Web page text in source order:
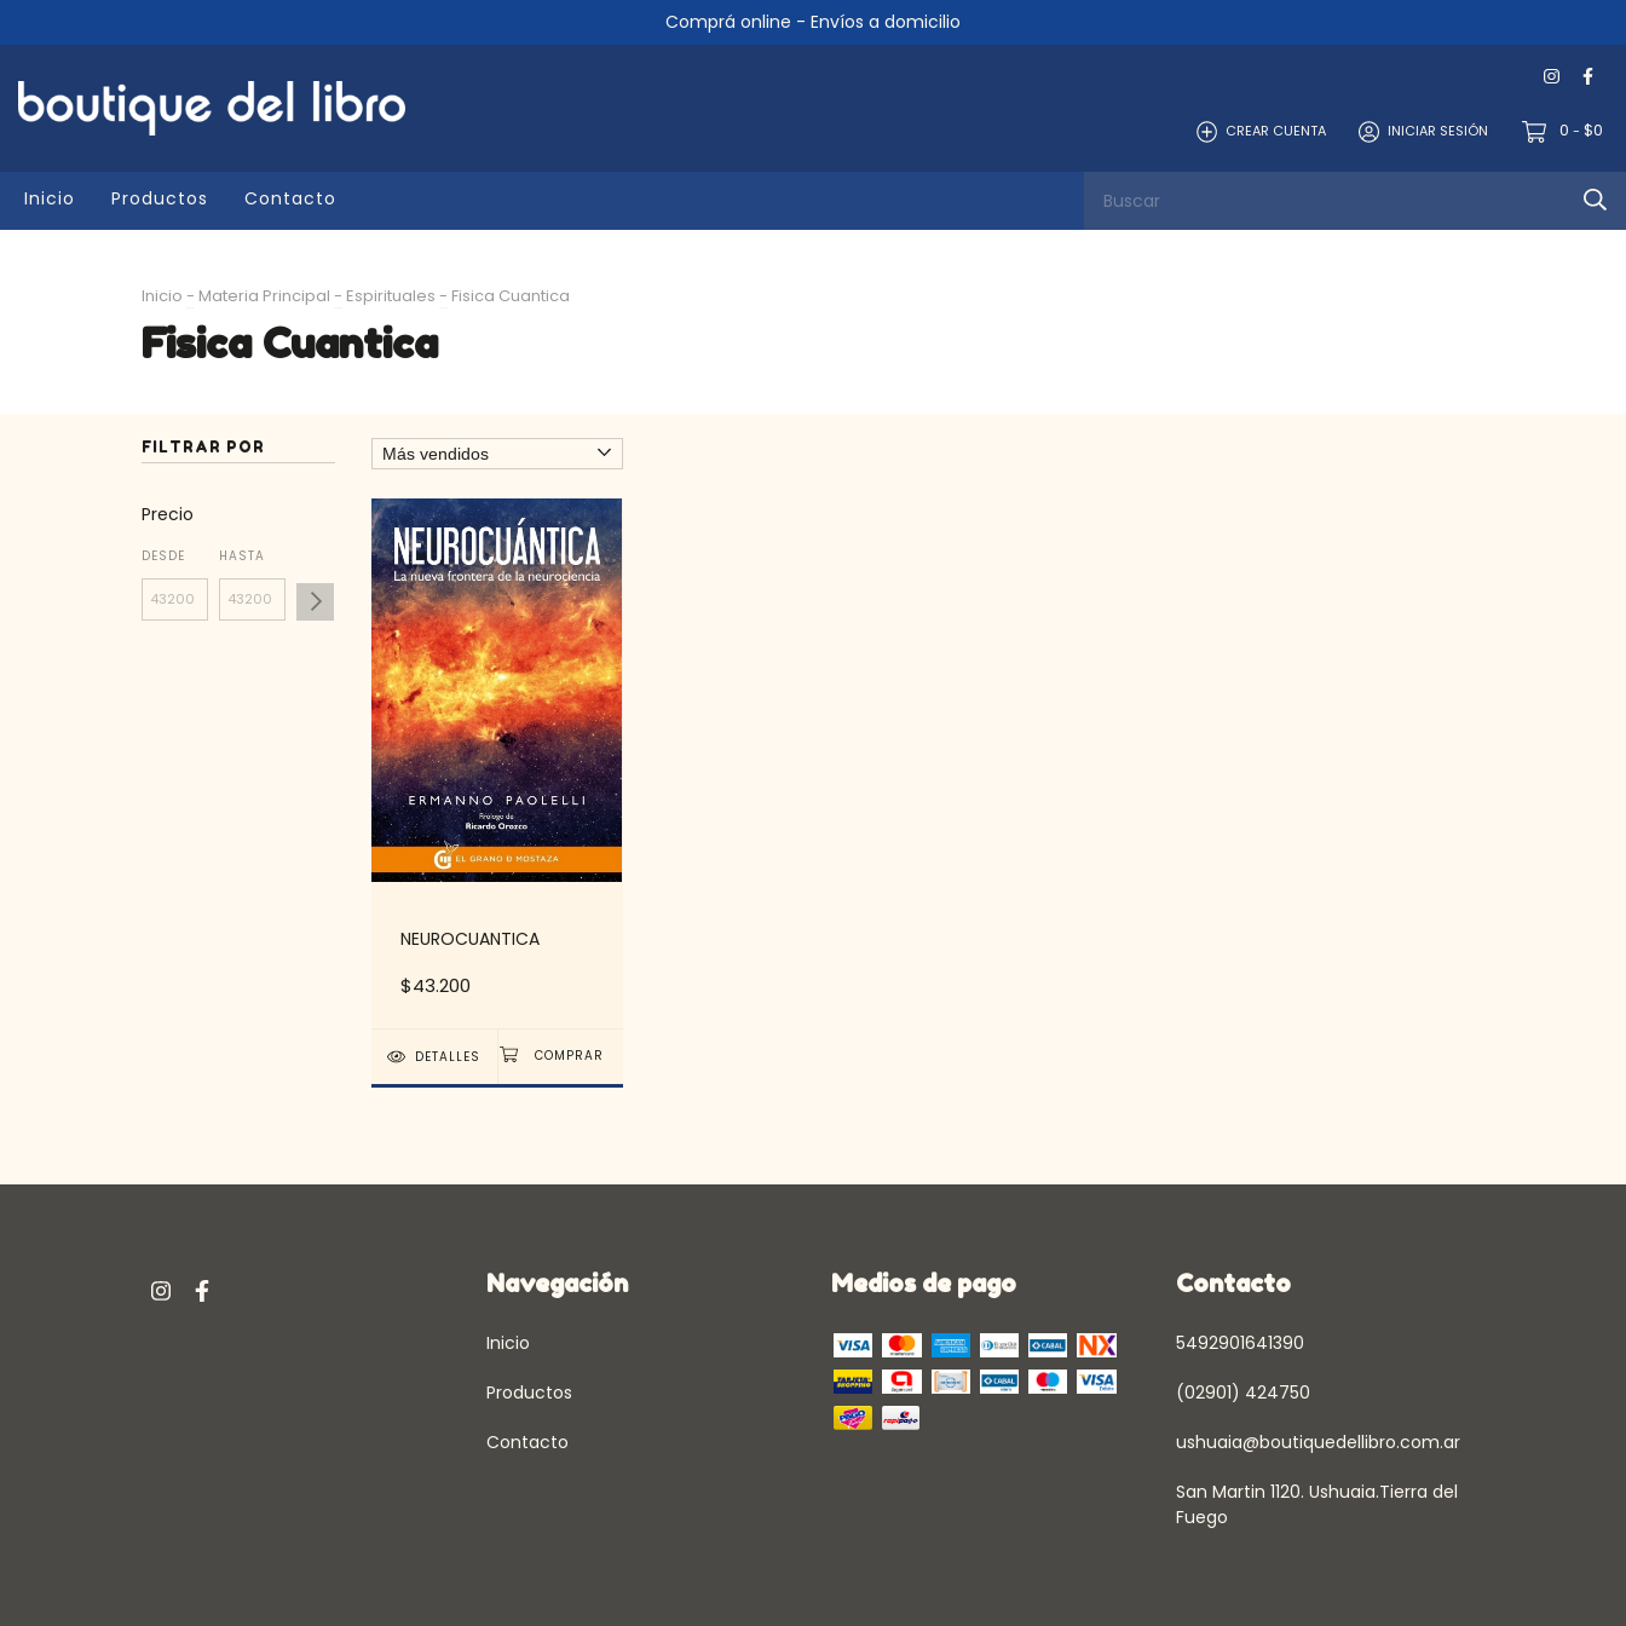
Comprá online - Envíos a domicilio
CREAR CUENTA INICIAR SESIÓN 0 - $0
Inicio Productos Contacto
Inicio - Materia Principal - Espirituales - Fisica Cuantica
Fisica Cuantica
FILTRAR POR
Precio
DESDE HASTA
NEUROCUANTICA
$43.200
DETALLES
Navegación
Inicio
Productos
Contacto
Medios de pago Contacto
5492901641390
(02901) 424750
ushuaia@boutiquedellibro.com.ar
San Martin 1120. Ushuaia.Tierra del
Fuego